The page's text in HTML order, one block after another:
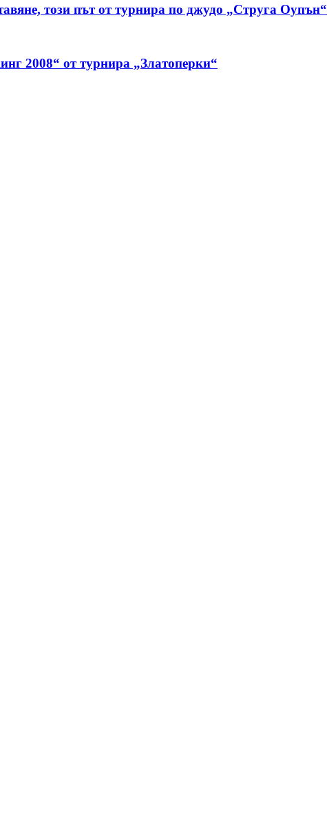
този път от турнира по джудо „Струга Оупън“
2008“ от турнира „Златоперки“